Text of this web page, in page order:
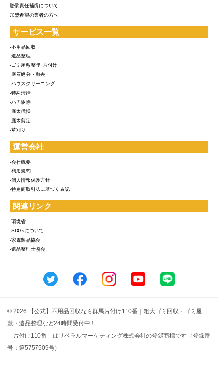
賠償責任補償について
加盟希望の業者の方へ
サービス一覧
-不用品回収
-遺品整理
-ゴミ屋敷整理･片付け
-庭石処分・撤去
-ハウスクリーニング
-特殊清掃
-ハチ駆除
-庭木伐採
-庭木剪定
-草刈り
運営会社
-会社概要
-利用規約
-個人情報保護方針
-特定商取引法に基づく表記
関連リンク
-環境省
-SDGsについて
-家電製品協会
-遺品整理士協会
© 2026 【公式】不用品回収なら群馬片付け110番｜粗大ゴミ回収・ゴミ屋
敷・遺品整理など24時間受付中！
「片付け110番」はリベラルマーケティング株式会社の登録商標です（登録番
号：第5757509号）